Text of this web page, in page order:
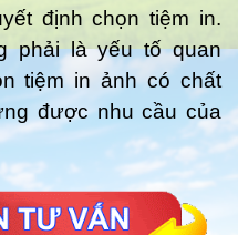
định chọn tiệm in.
phải là yếu tố quan
tiệm in ảnh có chất
được nhu cầu của